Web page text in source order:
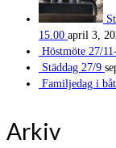
15.00 april 3,
Höstmöte 27/
Städdag 27/9
Familjedag i
Arkiv